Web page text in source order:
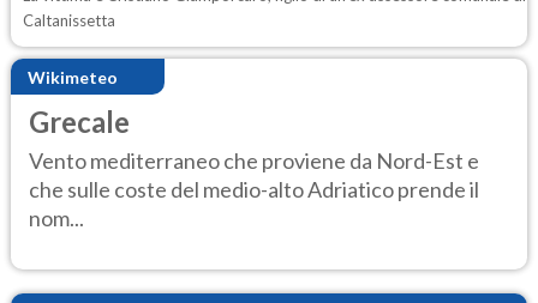
Caltanissetta
Wikimeteo
Grecale
Vento mediterraneo che proviene da Nord-Est e
che sulle coste del medio-alto Adriatico prende il
nom...